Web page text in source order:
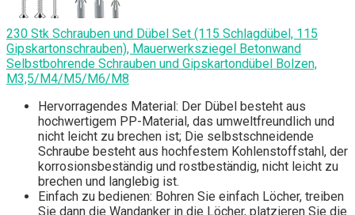
230 Stk Schrauben und Dübel Set (115 Schlagdübel, 115
Gipskartonschrauben), Mauerwerksziegel Betonwand
Selbstbohrende Schrauben und Gipskartondübel Bolzen,
M3,5/M4/M5/M6/M8
Hervorragendes Material: Der Dübel besteht aus
hochwertigem PP-Material, das umweltfreundlich und
nicht leicht zu brechen ist; Die selbstschneidende
Schraube besteht aus hochfestem Kohlenstoffstahl, der
korrosionsbeständig und rostbeständig, nicht leicht zu
brechen und langlebig ist.
Einfach zu bedienen: Bohren Sie einfach Löcher, treiben
Sie dann die Wandanker in die Löcher, platzieren Sie die